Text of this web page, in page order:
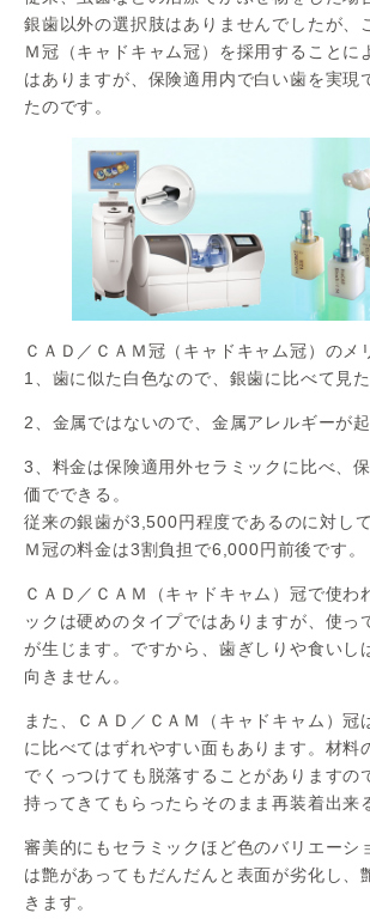
銀歯以外の選択肢はありませんでしたが、
Ｍ冠（キャドキャム冠）を採用することに
はありますが、保険適用内で白い歯を実現
たのです。
ＣＡＤ／ＣＡＭ冠（キャドキャム冠）のメ
1、歯に似た白色なので、銀歯に比べて見た
2、金属ではないので、金属アレルギーが起
3、料金は保険適用外セラミックに比べ、
価でできる。
従来の銀歯が3,500円程度であるのに対し
Ｍ冠の料金は3割負担で6,000円前後です。
ＣＡＤ／ＣＡＭ（キャドキャム）冠で使わ
ックは硬めのタイプではありますが、使っ
が生じます。ですから、歯ぎしりや食いし
向きません。
また、ＣＡＤ／ＣＡＭ（キャドキャム）冠
に比べてはずれやすい面もあります。材料
でくっつけても脱落することがありますの
持ってきてもらったらそのまま再装着出来
審美的にもセラミックほど色のバリエーシ
は艶があってもだんだんと表面が劣化し、
きます。